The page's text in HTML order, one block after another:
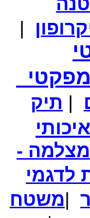
₪250.00
₪139.00
₪90.00
₪64.00
₪69.00 :
מעישון באריזה מהודרת
|
| תיק
-
לדגמי
|משטח